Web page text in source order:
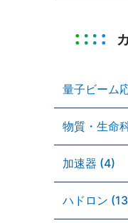
量子ビーム
物質・生命
加速器 (4)
ハドロン